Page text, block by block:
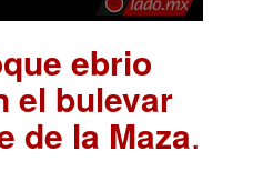
ebrio
el bulevar
de la Maza.